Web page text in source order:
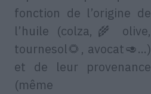
fonction de l’origine de
l’huile (colza,🌾 olive,
tournesol🌻, avocat🥑...)
et de leur provenance
(même